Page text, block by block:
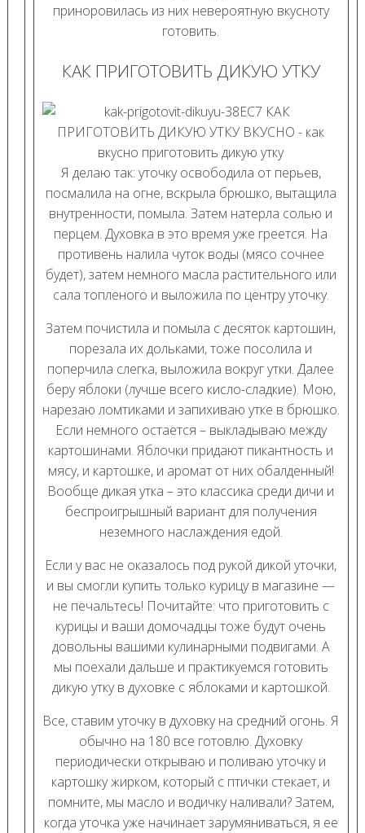
приноровилась из них невероятную вкусноту
готовить.
КАК ПРИГОТОВИТЬ ДИКУЮ УТКУ
Я делаю так: уточку освободила от перьев,
посмалила на огне, вскрыла брюшко, вытащила
внутренности, помыла. Затем натерла солью и
перцем. Духовка в это время уже греется. На
противень налила чуток воды (мясо сочнее
будет), затем немного масла растительного или
сала топленого и выложила по центру уточку.
Затем почистила и помыла с десяток картошин,
порезала их дольками, тоже посолила и
поперчила слегка, выложила вокруг утки. Далее
беру яблоки (лучше всего кисло-сладкие). Мою,
нарезаю ломтиками и запихиваю утке в брюшко.
Если немного остается – выкладываю между
картошинами. Яблочки придают пикантность и
мясу, и картошке, и аромат от них обалденный!
Вообще дикая утка – это классика среди дичи и
беспроигрышный вариант для получения
неземного наслаждения едой.
Если у вас не оказалось под рукой дикой уточки,
и вы смогли купить только курицу в магазине —
не печальтесь! Почитайте: что приготовить с
курицы и ваши домочадцы тоже будут очень
довольны вашими кулинарными подвигами. А
мы поехали дальше и практикуемся готовить
дикую утку в духовке с яблоками и картошкой.
Все, ставим уточку в духовку на средний огонь. Я
обычно на 180 все готовлю. Духовку
периодически открываю и поливаю уточку и
картошку жирком, который с птички стекает, и
помните, мы масло и водичку наливали? Затем,
когда уточка уже начинает зарумяниваться, я ее